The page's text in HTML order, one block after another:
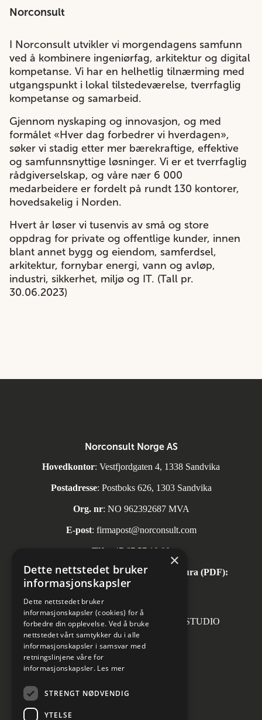
Norconsult
I Norconsult utvikler vi morgendagens samfunn
ved å kombinere ingeniørfag, arkitektur og digital
kompetanse. Vi har en helhetlig tilnærming med
utgangspunkt i lokal tilstedeværelse, tverrfaglig
kompetanse og samarbeid.
Gjennom nyskaping og innovasjon, og med
formålet «Hver dag forbedrer vi hverdagen»,
søker vi stadig etter mer bærekraftige, effektive
og samfunnsnyttige løsninger. Vi er et tverrfaglig
rådgiverselskap, og våre nær 6 000
medarbeidere er fordelt på rundt 130 kontorer,
hovedsakelig i Norden.
Hvert år løser vi tusenvis av små og store
oppdrag for private og offentlige kunder, innen
blant annet bygg og eiendom, samferdsel,
arkitektur, fornybar energi, vann og avløp,
industri, sikkerhet, miljø og IT. (Tall pr.
30.06.2023)
Norconsult Norge AS
Hovedkontor: Vestfjordgaten 4, 1338 Sandvika
Postadresse: Postboks 626, 1303 Sandvika
Org. nr: NO 962392687 MVA
E-post: firmapost@norconsult.com
Tlf: +47 67 57 10 00
Automatisk mottak av inngående faktura (PDF):
invoice.no@norconsult.com
Forsidefoto: RASMUS HJORTSHOJ STUDIO
×
Dette nettstedet bruker
informasjonskapsler
Dette nettstedet bruker
informasjonskapsler (cookies) for å
forbedre din opplevelse. Ved å bruke
nettstedet vårt samtykker du i alle
informasjonskapsler i samsvar med
retningslinjene våre for
informasjonskapsler. Les mer
STRENGT NØDVENDIG
YTELSE